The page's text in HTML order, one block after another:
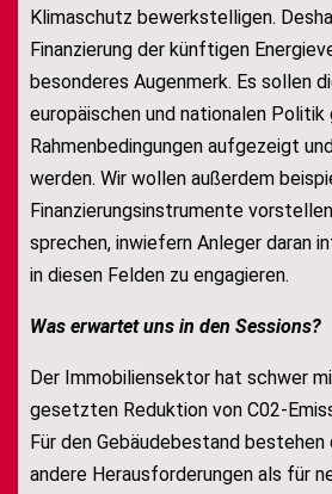
Klimaschutz bewerkstelligen.
Finanzierung der künftigen
besonderes Augenmerk. Es sollen
europäischen und nationalen
Rahmenbedingungen aufgezeigt
werden. Wir wollen außerdem
Finanzierungsinstrumente
sprechen, inwiefern Anleger daran
in diesen Felden zu engagieren.
Was erwartet uns in den Sessions?
Der Immobiliensektor hat schwer
gesetzten Reduktion von C02-
Für den Gebäudebestand
andere Herausforderungen als für